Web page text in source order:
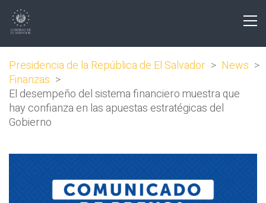
Presidencia de la República de El Salvador > News >
Finanzas >
El desempeño del sistema financiero muestra que
hay confianza en las apuestas estratégicas del
Gobierno